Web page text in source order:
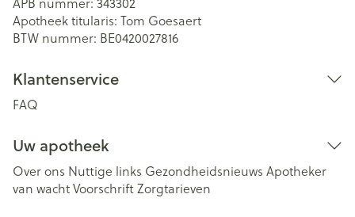
Apotheek titularis: Tom Goesaert
BTW nummer: BE0420027816
Klantenservice
FAQ
Uw apotheek
Over ons Nuttige links Gezondheidsnieuws Apotheker
van wachtVoorschriftZorgtarieven